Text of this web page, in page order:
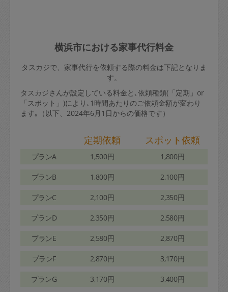
横浜市における家事代行料金
タスカジで、家事代行を依頼する際の料金は下記となりま
す。
タスカジさんが設定している料金と､依頼種類(「定期」or
「スポット」)により､1時間あたりのご依頼金額が変わり
ます｡（以下、2024年6月1日からの価格です）
定期依頼 スポット依頼
プランA 1,500円 1,800円
プランB 1,800円 2,100円
プランC 2,100円 2,350円
プランD 2,350円 2,580円
プランE 2,580円 2,870円
プランF 2,870円 3,170円
プランG 3,170円 3,400円